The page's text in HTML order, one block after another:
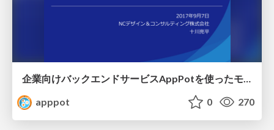
企業向けバックエンドサービスAppPotを 使ったモバイルアプリの高速開発手法 / Enterprise App development methods by AppPot
apppot
0 270